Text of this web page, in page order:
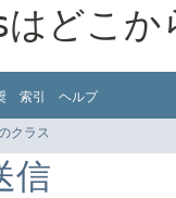
どこか
索引 ヘルプ
クラス
信